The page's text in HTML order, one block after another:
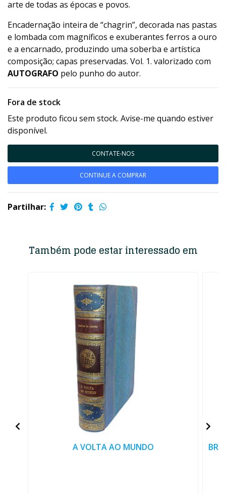
arte de todas as épocas e povos.
Encadernação inteira de “chagrin”, decorada nas pastas
e lombada com magníficos e exuberantes ferros a ouro
e a encarnado, produzindo uma soberba e artística
composição; capas preservadas. Vol. 1. valorizado com
AUTOGRAFO pelo punho do autor.
Fora de stock
Este produto ficou sem stock. Avise-me quando estiver
disponível.
CONTATE-NOS
CONTINUE A COMPRAR
Partilhar:
Também pode estar interessado em
A VOLTA AO MUNDO